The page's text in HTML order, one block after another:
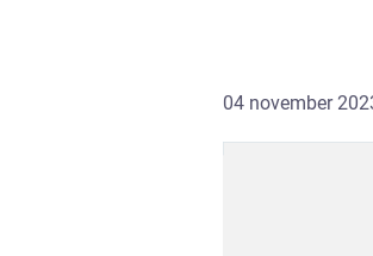
04 november